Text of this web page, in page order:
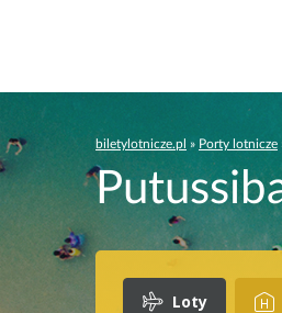
biletylotnicze.pl » Porty lotnicze
Loty